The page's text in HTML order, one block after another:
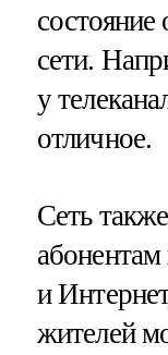
состояние
сети.
у
отличное.
Сеть
и
жителей